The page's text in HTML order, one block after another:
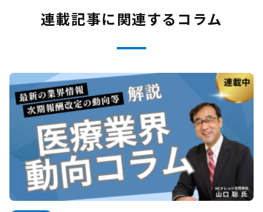
連載記事に関連するコラム